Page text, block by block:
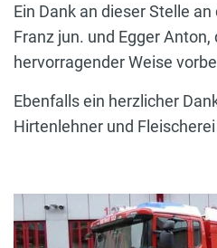
Ein Dank an dieser Stelle
Franz jun. und Egger
hervorragender Weise
Ebenfalls ein herzlicher
Hirtenlehner und